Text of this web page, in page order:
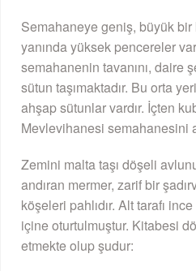
Semahaneye geniş, büyük bir
yanında yüksek pencereler
semahanenin tavanını, daire
sütun taşımaktadır. Bu orta
ahşap sütunlar vardır. İçten
Mevlevihanesi semahanesini
Zemini malta taşı döşeli
andıran mermer, zarif bir
köşeleri pahlıdır. Alt tarafı
içine oturtulmuştur. Kitabesi
etmekte olup şudur: